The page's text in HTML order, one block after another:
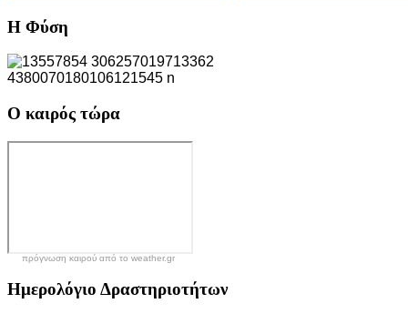
Η Φύση
Ο καιρός τώρα
πρόγνωση καιρού από το weather.gr
Ημερολόγιο Δραστηριοτήτων